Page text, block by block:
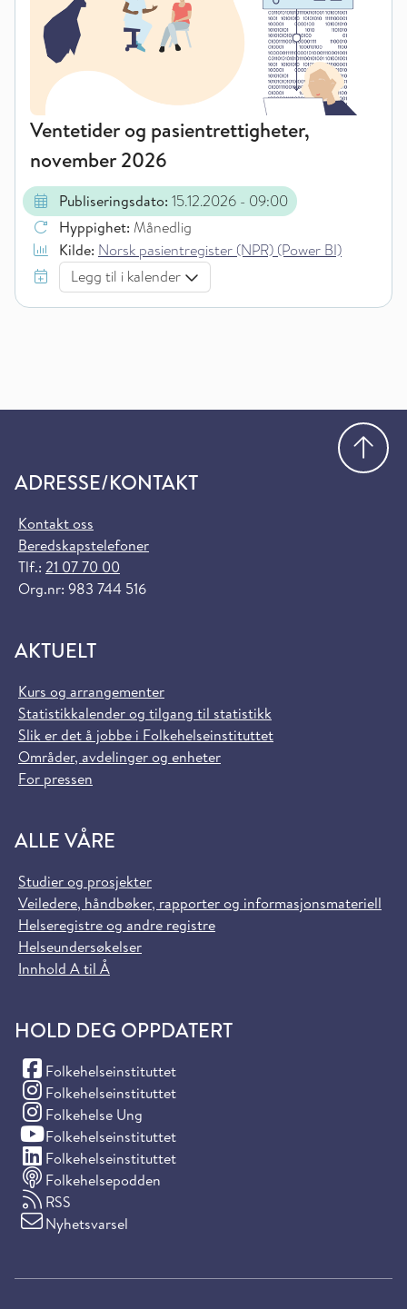
Ventetider og pasientrettigheter,
november 2026
Publiseringsdato: 15.12.2026 - 09:00
Hyppighet: Månedlig
Kilde: Norsk pasientregister (NPR) (Power BI)
Legg til i kalender
ADRESSE/KONTAKT
Kontakt oss
Beredskapstelefoner
Tlf.: 21 07 70 00
Org.nr: 983 744 516
AKTUELT
Kurs og arrangementer
Statistikkalender og tilgang til statistikk
Slik er det å jobbe i Folkehelseinstituttet
Områder, avdelinger og enheter
For pressen
ALLE VÅRE
Studier og prosjekter
Veiledere, håndbøker, rapporter og informasjonsmateriell
Helseregistre og andre registre
Helseundersøkelser
Innhold A til Å
HOLD DEG OPPDATERT
Folkehelseinstituttet
(Facebook)
Folkehelseinstituttet
(Instagram)
Folkehelse Ung
(Instagram)
Folkehelseinstituttet
(YouTube)
Folkehelseinstituttet
(LinkedIn)
Folkehelsepodden
RSS
Nyhetsvarsel